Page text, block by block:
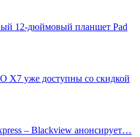
12-дюймовый планшет Pad
X7 уже доступны со скидкой
– Blackview анонсирует…